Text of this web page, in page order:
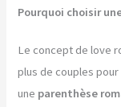
Pourquoi choisir
Le concept de love
plus de couples
une parenthèse